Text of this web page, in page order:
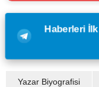
Haberleri
Yazar Biyografisi